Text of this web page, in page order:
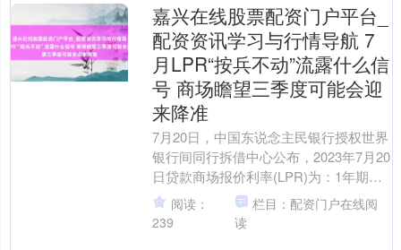
嘉兴在线股票配资门户平台_
配资资讯学习与行情导航 7
月LPR“按兵不动”流露什么信
号 商场瞻望三季度可能会迎
来降准
7月20日，中国东说念主民银行授权世界
银行间同行拆借中心公布，2023年7月20
日贷款商场报价利率(LPR)为：1年期
LPR3.55%，5年期以上LPR4.2%....
阅读：
239
栏目：配资门户在线阅
读